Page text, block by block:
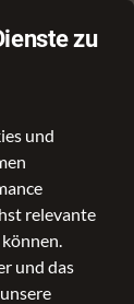
zu
und
relevante
und das